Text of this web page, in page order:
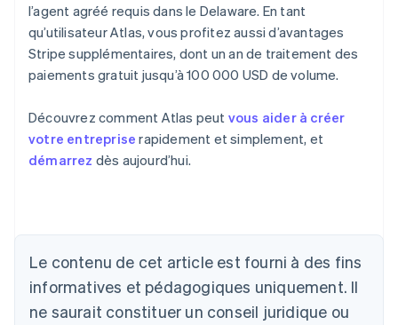
l’agent agréé requis dans le Delaware. En tant
qu’utilisateur Atlas, vous profitez aussi d’avantages
Stripe supplémentaires, dont un an de traitement des
paiements gratuit jusqu’à 100 000 USD de volume.
Découvrez comment Atlas peut vous aider à créer
votre entreprise rapidement et simplement, et
démarrez dès aujourd’hui.
Le contenu de cet article est fourni à des fins
informatives et pédagogiques uniquement. Il
ne saurait constituer un conseil juridique ou
DeutschEnglish
Australie
English
Autriche
DeutschEnglish